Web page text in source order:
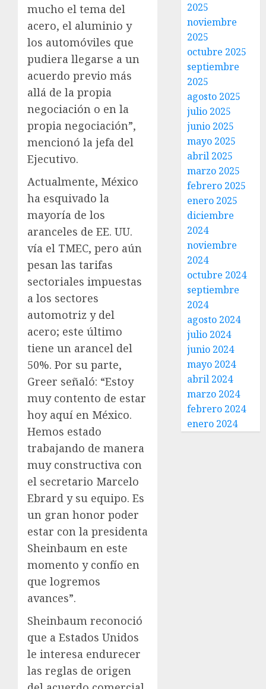
mucho el tema del
acero, el aluminio y
los automóviles que
pudiera llegarse a un
acuerdo previo más
allá de la propia
negociación o en la
propia negociación”,
mencionó la jefa del
Ejecutivo.
Actualmente, México
ha esquivado la
mayoría de los
aranceles de EE. UU.
vía el TMEC, pero aún
pesan las tarifas
sectoriales impuestas
a los sectores
automotriz y del
acero; este último
tiene un arancel del
50%. Por su parte,
Greer señaló: “Estoy
muy contento de estar
hoy aquí en México.
Hemos estado
trabajando de manera
muy constructiva con
el secretario Marcelo
Ebrard y su equipo. Es
un gran honor poder
estar con la presidenta
Sheinbaum en este
momento y confío en
que logremos
avances”.
Sheinbaum reconoció
que a Estados Unidos
le interesa endurecer
las reglas de origen
2025
noviembre
2025
octubre 2025
septiembre
2025
agosto 2025
julio 2025
junio 2025
mayo 2025
abril 2025
marzo 2025
febrero 2025
enero 2025
diciembre
2024
noviembre
2024
octubre 2024
septiembre
2024
agosto 2024
julio 2024
junio 2024
mayo 2024
abril 2024
marzo 2024
febrero 2024
enero 2024